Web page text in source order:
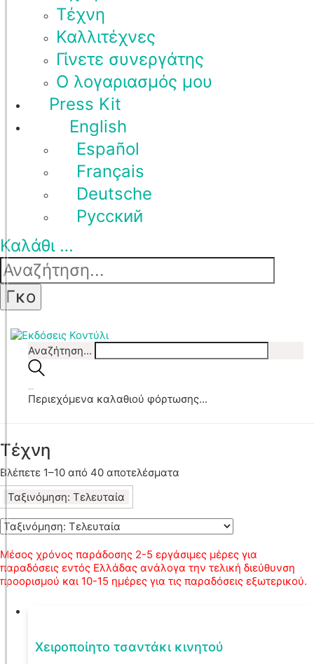
Τέχνη
Καλλιτέχνες
Γίνετε συνεργάτης
Ο λογαριασμός μου
Press Kit
English
Español
Français
Deutsche
Pусский
Καλάθι …
Αναζήτηση...
…
Περιεχόμενα καλαθιού φόρτωσης...
Τέχνη
Βλέπετε 1–10 από 40 αποτελέσματα
Ταξινόμηση: Τελευταία
Μέσος χρόνος παράδοσης 2-5 εργάσιμες μέρες για
παραδόσεις εντός Ελλάδας ανάλογα την τελική διεύθυνση
προορισμού και 10-15 ημέρες για τις παραδόσεις εξωτερικού.
Χειροποίητο τσαντάκι κινητού